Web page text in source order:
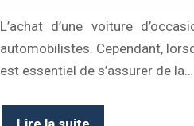
L’achat d’une voiture
automobilistes. Cependant,
est essentiel de s’assurer de la…